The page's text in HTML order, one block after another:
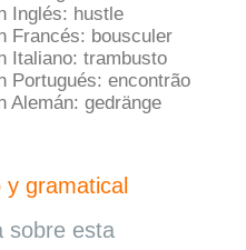
Inglés: hustle
Francés: bousculer
Italiano: trambusto
Portugués: encontrão
Alemán: gedränge
gramatical
sobre esta